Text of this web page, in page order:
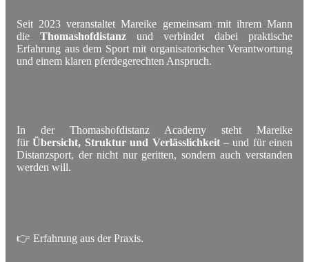
Seit 2023 veranstaltet Mareike gemeinsam mit ihrem Mann
die Thomashofdistanz und verbindet dabei praktische
Erfahrung aus dem Sport mit organisatorischer Verantwortung
und einem klaren pferdegerechten Anspruch.
In der Thomashofdistanz Academy steht Mareike
fürÜbersicht, Struktur und Verlässlichkeit– und für einen
Distanzsport, der nicht nur geritten, sondern auch verstanden
werden will.
👉 Erfahrung aus der Praxis.